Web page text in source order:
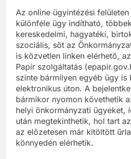
Az online ügyintézési
különféle ügy indítható,
kereskedelmi, hagyatéki,
szociális, sőt az
is közvetlen linken elérhető,
Papír szolgáltatás
szinte bármilyen egyéb ügy is
elektronikus úton. A
bármikor nyomon követhetik
helyi önkormányzati ügyeket,
után megtekinthetik, hol tart
az előzetesen már kitöltött
könnyedén elérhetik.